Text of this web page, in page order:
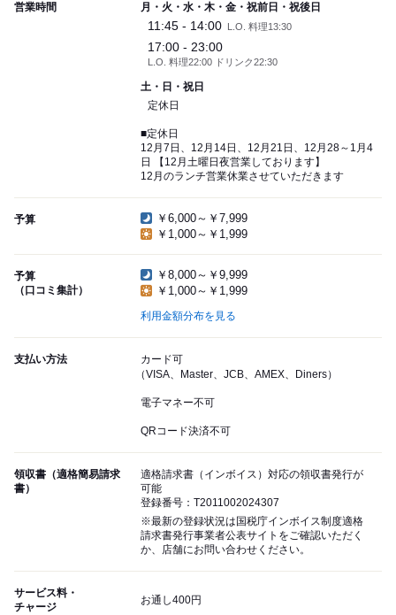
営業時間 月・火・水・木・金・祝前日・祝後日
11:45 - 14:00 L.O. 料理13:30
17:00 - 23:00
L.O. 料理22:00 ドリンク22:30
土・日・祝日
定休日
■定休日
12月7日、12月14日、12月21日、12月28～1月4
日 【12月土曜日夜営業しております】
12月のランチ営業休業させていただきます
予算
￥6,000～￥7,999
￥1,000～￥1,999
予算
（口コミ集計）
￥8,000～￥9,999
￥1,000～￥1,999
利用金額分布を見る
支払い方法
カード可
（VISA、Master、JCB、AMEX、Diners）
電子マネー不可
QRコード決済不可
領収書（適格簡易請求
書）
適格請求書（インボイス）対応の領収書発行が
可能
登録番号：T2011002024307
※最新の登録状況は国税庁インボイス制度適格
請求書発行事業者公表サイトをご確認いただく
か、店舗にお問い合わせください。
サービス料・
チャージ
お通し400円